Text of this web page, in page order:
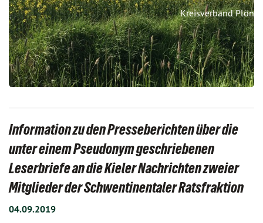
Kreisverband Plön
Information zu den Presseberichten über die
unter einem Pseudonym geschriebenen
Leserbriefe an die Kieler Nachrichten zweier
Mitglieder der Schwentinentaler Ratsfraktion
04.09.2019